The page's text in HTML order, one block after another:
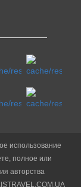
использование
полное или
авторства